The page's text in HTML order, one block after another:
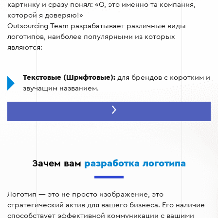
картинку и сразу понял: «О, это именно та компания,
которой я доверяю!»
Outsourcing Team разрабатывает различные виды
логотипов, наиболее популярными из которых
являются:
Текстовые (Шрифтовые): для брендов с коротким и
звучащим названием.
Символические (Графические):
Абстрактные знаки:для технологических компаний
и инновационных сервисов.
Эмблемы и гербы:для учебных заведений,
автобрендов или крафтового кофе.
Зачем вам разработка логотипа
Логотип — это не просто изображение, это
стратегический актив для вашего бизнеса. Его наличие
способствует эффективной коммуникации с вашими